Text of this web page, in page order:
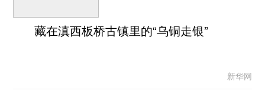
藏在滇西板桥古镇里的“乌铜走银”
新华网